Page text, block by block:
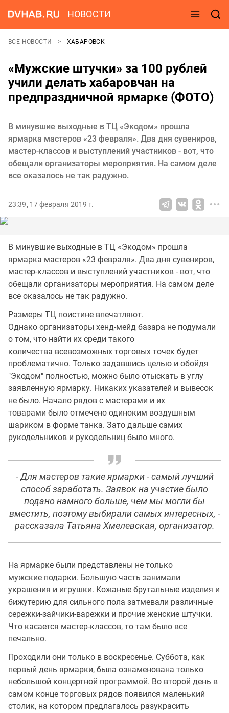
НОВОСТИ
ВСЕ НОВОСТИ ХАБАРОВСК
«Мужские штучки» за 100 рублей
учили делать хабаровчан на
предпраздничной ярмарке (ФОТО)
В минувшие выходные в ТЦ «Экодом» прошла
ярмарка мастеров «23 февраля». Два дня сувениров,
мастер-классов и выступлений участников - вот, что
обещали организаторы мероприятия. На самом деле
все оказалось не так радужно.
23:39, 17 февраля 2019 г.
В минувшие выходные в ТЦ «Экодом» прошла
ярмарка мастеров «23 февраля». Два дня сувениров,
мастер-классов и выступлений участников - вот, что
обещали организаторы мероприятия. На самом деле
все оказалось не так радужно.
Размеры ТЦ поистине впечатляют.
Однако организаторы хенд-мейд базара не подумали
о том, что найти их среди такого
количества всевозможных торговых точек будет
проблематично. Только задавшись целью и обойдя
"Экодом" полностью, можно было отыскать в углу
заявленную ярмарку. Никаких указателей и вывесок
не было. Начало рядов с мастерами и их
товарами было отмечено одиноким воздушным
шариком в форме танка. Зато дальше самих
рукодельников и рукодельниц было много.
- Для мастеров такие ярмарки - самый лучший
способ заработать. Заявок на участие было
подано намного больше, чем мы могли бы
вместить, поэтому выбирали самых интересных, -
рассказала Татьяна Хмелевская, организатор.
На ярмарке были представлены не только
мужские подарки. Большую часть занимали
украшения и игрушки. Кожаные брутальные изделия и
бижутерию для сильного пола затмевали различные
сережки-зайчики-варежки и прочие женские штучки.
Что касается мастер-классов, то там было все
печально.
Проходили они только в воскресенье. Суббота, как
первый день ярмарки, была ознаменована только
небольшой концертной программой. Во второй день в
самом конце торговых рядов появился маленький
столик, на котором предлагалось разукрасить